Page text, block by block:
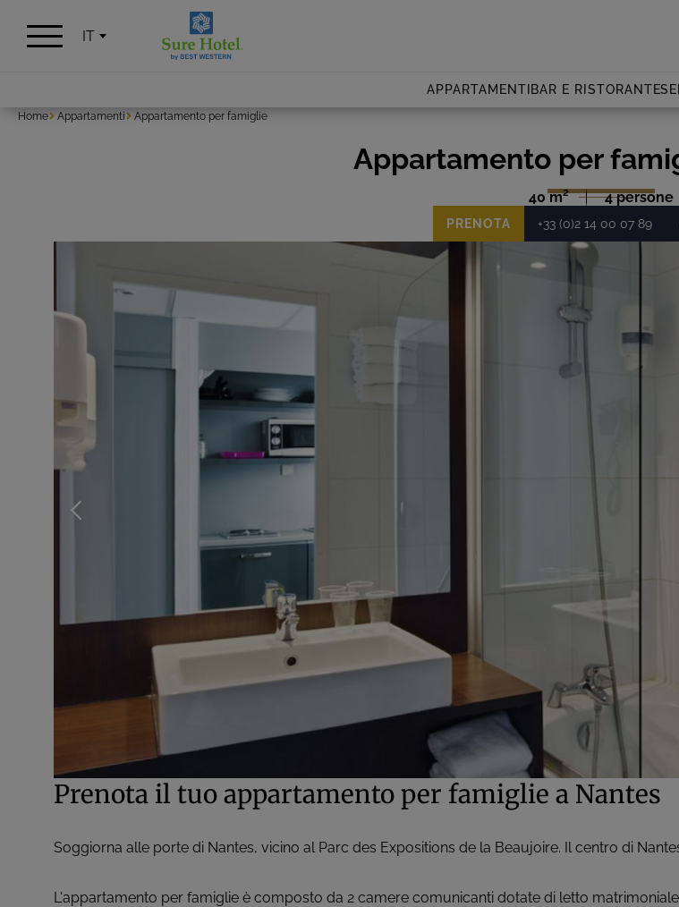
IT
APPARTAMENTI BAR E RISTORANTE
Home Appartamenti Appartamento per famiglie
Appartamento per
40 m² 4 persone
PRENOTA +33 (0)2 14 00 07 89
Prenota il tuo appartamento per famiglie a Nantes
Soggiorna alle porte di Nantes, vicino al Parc des Expositions de la Beaujoire. Il centro di
L'appartamento per famiglie è composto da 2 camere comunicanti dotate di letto
Pannello di gestione dei cookies